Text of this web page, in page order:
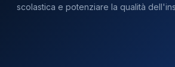
scolastica e potenziare la qualità